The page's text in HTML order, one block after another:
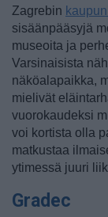
Zagrebin
sisäänpääsyjä
museoita ja
Varsinaisista
näköalapaikka,
mielivät
vuorokaudeksi
voi kortista olla
matkustaa
ytimessä juuri
Gradec